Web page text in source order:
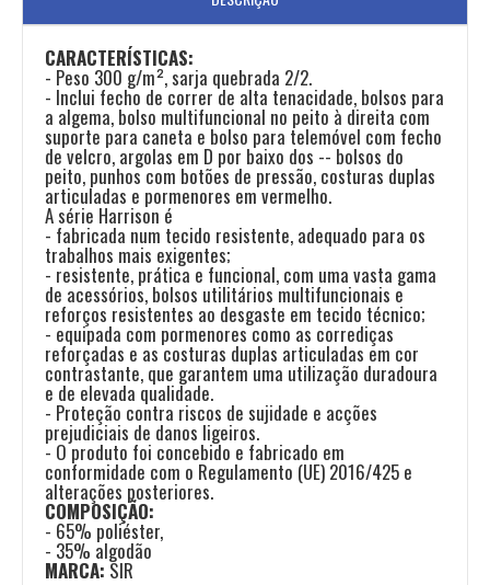
CARACTERÍSTICAS:
- Peso 300 g/m², sarja quebrada 2/2.
- Inclui fecho de correr de alta tenacidade, bolsos para
a algema, bolso multifuncional no peito à direita com
suporte para caneta e bolso para telemóvel com fecho
de velcro, argolas em D por baixo dos -- bolsos do
peito, punhos com botões de pressão, costuras duplas
articuladas e pormenores em vermelho.
A série Harrison é
- fabricada num tecido resistente, adequado para os
trabalhos mais exigentes;
- resistente, prática e funcional, com uma vasta gama
de acessórios, bolsos utilitários multifuncionais e
reforços resistentes ao desgaste em tecido técnico;
- equipada com pormenores como as corrediças
reforçadas e as costuras duplas articuladas em cor
contrastante, que garantem uma utilização duradoura
e de elevada qualidade.
- Proteção contra riscos de sujidade e acções
prejudiciais de danos ligeiros.
- O produto foi concebido e fabricado em
conformidade com o Regulamento (UE) 2016/425 e
alterações posteriores.
COMPOSIÇÃO:
- 65% poliéster,
- 35% algodão
MARCA: SIR